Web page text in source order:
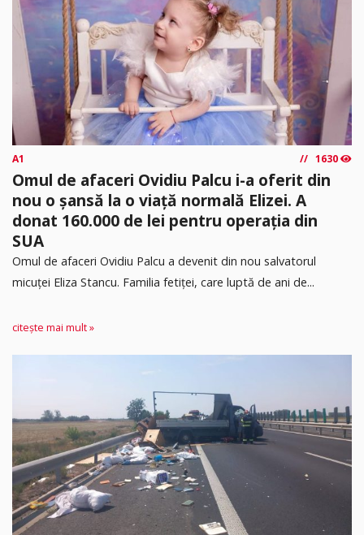
A1 1630
Omul de afaceri Ovidiu Palcu i-a oferit din
nou o șansă la o viață normală Elizei. A
donat 160.000 de lei pentru operația din
SUA
Omul de afaceri Ovidiu Palcu a devenit din nou salvatorul
micuței Eliza Stancu. Familia fetiței, care luptă de ani de...
citește mai mult »